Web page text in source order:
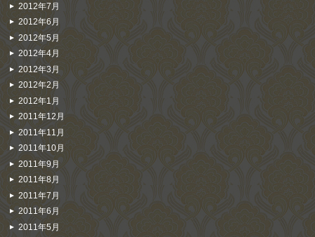
2012年7月
2012年6月
2012年5月
2012年4月
2012年3月
2012年2月
2012年1月
2011年12月
2011年11月
2011年10月
2011年9月
2011年8月
2011年7月
2011年6月
2011年5月